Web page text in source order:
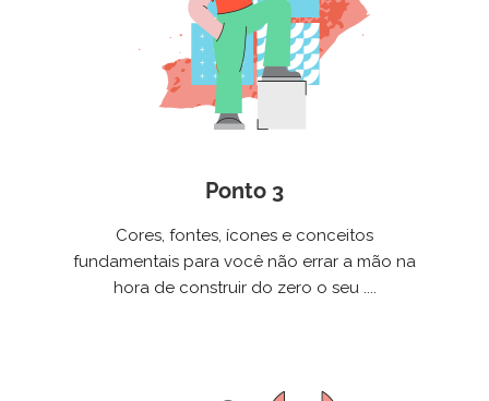
Ponto 3
Cores, fontes, ícones e conceitos
fundamentais para você não errar a mão na
hora de construir do zero o seu ....